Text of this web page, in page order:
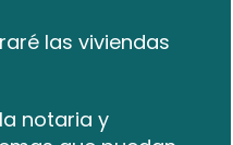
las viviendas
notaria y